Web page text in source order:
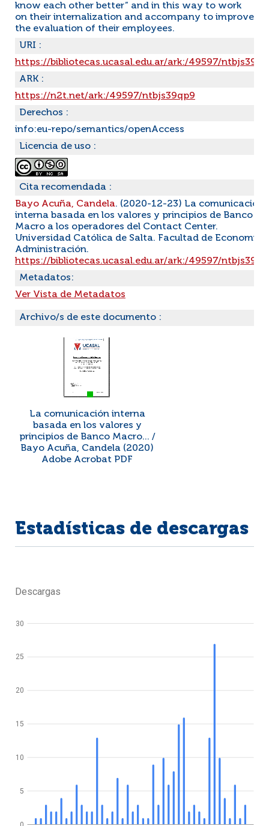
know each other better” and in this way to work
on their internalization and accompany to improve
the evaluation of their employees.
URI :
https://bibliotecas.ucasal.edu.ar/ark:/49597/
ARK :
https://n2t.net/ark:/49597/ntbjs39qp9
Derechos :
info:eu-repo/semantics/openAccess
Licencia de uso :
Cita recomendada :
Bayo Acuña, Candela. (2020-12-23) La comunicación
interna basada en los valores y principios de Banco
Macro a los operadores del Contact Center.
Universidad Católica de Salta. Facultad de Economía
Administración.
https://bibliotecas.ucasal.edu.ar/ark:/49597/
Metadatos:
Ver Vista de Metadatos
Archivo/s de este documento :
La comunicación interna
basada en los valores y
principios de Banco Macro... /
Bayo Acuña, Candela (2020)
Adobe Acrobat PDF
Estadísticas de descargas
Descargas
5
10
15
20
25
30